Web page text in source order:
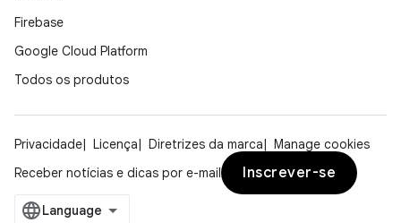
Firebase
Google Cloud Platform
Todos os produtos
Privacidade Licença Diretrizes da marca
Manage cookies
Receber notícias e dicas por e-mail
Inscrever-se